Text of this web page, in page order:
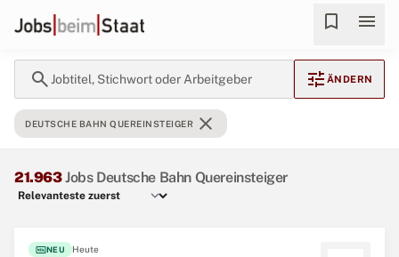
bookmark menu
search Jobtitel, Stichwort oder Arbeitgeber tune ÄNDERN
DEUTSCHE BAHN QUEREINSTEIGER close
21.963Jobs Deutsche Bahn Quereinsteiger
fiber_newNEU Heute